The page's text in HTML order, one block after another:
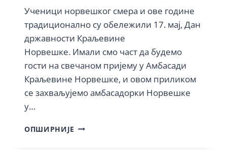
Ученици норвешког смера и ове године
традиционално су обележили 17. мај, Дан
државности Краљевине
Норвешке. Имали смо част да будемо
гости на свечаном пријему у Амбасади
Краљевине Норвешке, и овом приликом
се захваљујемо амбасадорки Норвешке
у…
ОПШИРНИЈЕ УЧЕНИЦИ